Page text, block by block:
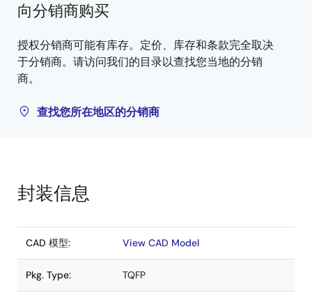
向分销商购买
授权分销商可能有库存。定价、库存和条款完全取决
于分销商。请访问我们的目录以查找您当地的分销
商。
查找您所在地区的分销商
封装信息
CAD 模型: View CAD Model
Pkg. Type: TQFP